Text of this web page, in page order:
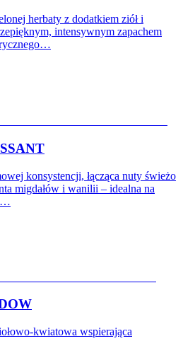
herbaty z dodatkiem ziół i
intensywnym zapachem
konsystencji, łącząca nuty świeżo
migdałów i wanilii – idealna na
kwiatowa wspierająca